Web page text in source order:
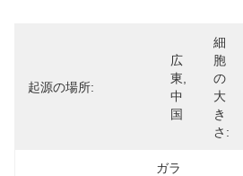
起源の場所:
広
東,
中
国
細
胞
の
大
き
さ:
ガラ